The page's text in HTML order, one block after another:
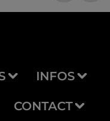
INFOS
CONTACT